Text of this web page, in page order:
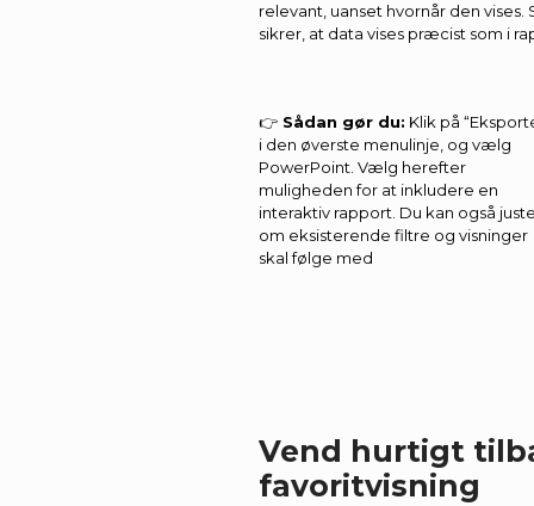
relevant, uanset hvornår den
sikrer, at data vises præcist som i
👉 Sådan gør du: Klik på
i den øverste menulinje, og vælg
PowerPoint. Vælg herefter
muligheden for at inkludere en
interaktiv rapport. Du kan også
om eksisterende filtre og visninger
skal følge med
Vend hurtigt
favoritvisning